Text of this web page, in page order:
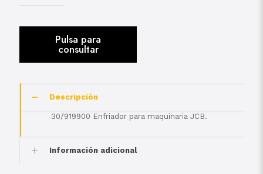
Descripción
30/919900 Enfriador para maquinaria JCB.
Información adicional